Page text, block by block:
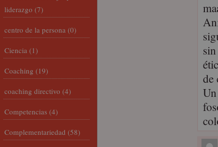
de
liderazgo (7)
centro de la persona (0)
Ciencia (1)
Coaching (19)
coaching directivo (4)
Competencias (4)
Complementariedad (58)